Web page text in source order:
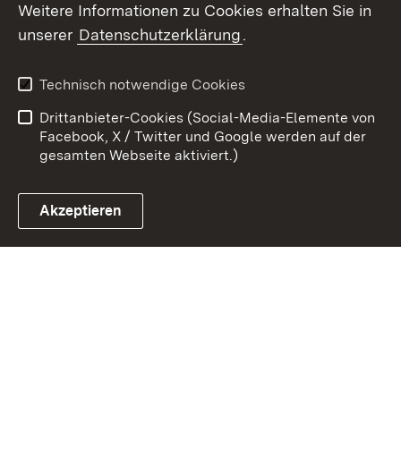
Link zum Landesportal
Kontakt
Datenschutz
Barrierefreiheit
Impressum Cookies
Weitere Informationen zu Cookies erhalten Sie in
unserer Datenschutzerklärung.
Technisch notwendige Cookies
Drittanbieter-Cookies (Social-Media-Elemente von
Facebook, X / Twitter und Google werden auf der
gesamten Webseite aktiviert.)
Akzeptieren